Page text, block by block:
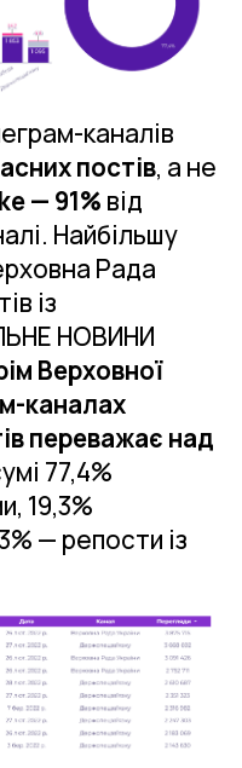
каналів
постів, а не
— 91% від
Найбільшу
Рада
із
НОВИНИ
Верховної
каналах
переважає над
77,4%
19,3%
— репости із